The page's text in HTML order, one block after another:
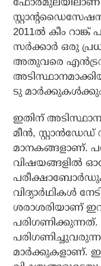
2011ൽ കീം റാങ്ക്
സർക്കാർ ഒരു
അതുവരെ
ടു മാർക്കുകൾക്കും
ഇതിന്
മീൻ,
മാനകങ്ങളാണ്.
വിഷയങ്ങളിൽ
വിദ്യാർഥികൾ
ശരാശരിയാണ്
പരിഗണിക്കുന്നത്.
മാർക്കുകളാണ്.